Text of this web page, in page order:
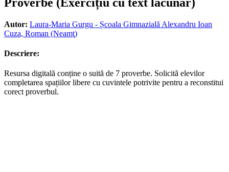
Autor: Laura-Maria Gurgu - Școala Gimnazială Alexandru Ioan
Cuza, Roman (Neamţ)
Descriere:
Resursa digitală conține o suită de 7 proverbe. Solicită elevilor
completarea spațiilor libere cu cuvintele potrivite pentru a reconstitui
corect proverbul.